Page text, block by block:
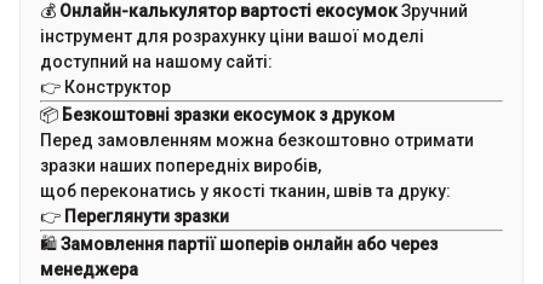
💰 Онлайн-калькулятор вартості екосумокЗручний
інструмент для розрахунку ціни вашої моделі
доступний на нашому сайті:
👉 Конструктор
📦 Безкоштовні зразки екосумок з друком
Перед замовленням можна безкоштовно отримати
зразки наших попередніх виробів,
щоб переконатись у якості тканин, швів та друку:
👉 Переглянути зразки
🛍Замовлення партії шоперів онлайн або через
менеджера